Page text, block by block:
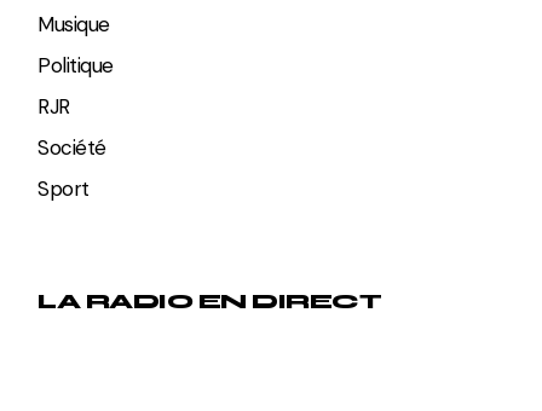
Musique
Politique
RJR
Société
Sport
LA RADIO EN DIRECT